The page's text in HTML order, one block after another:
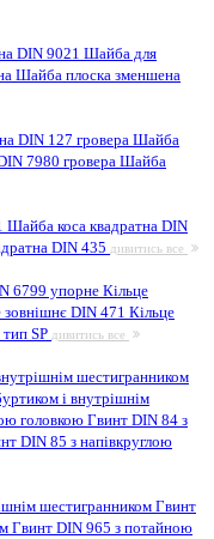
DIN 9021 Шайба для
Шайба плоска зменшена
DIN 127 гровера Шайба
7980 гровера Шайба
Шайба коса квадратна DIN
DIN 435 дивитись все
6799 упорне Кільце
зовнішнє DIN 471 Кільце
SP дивитись все
шестигранником
і внутрішнім
головкою Гвинт DIN 84 з
DIN 85 з напівкруглою
шестигранником Гвинт
Гвинт DIN 965 з потайною